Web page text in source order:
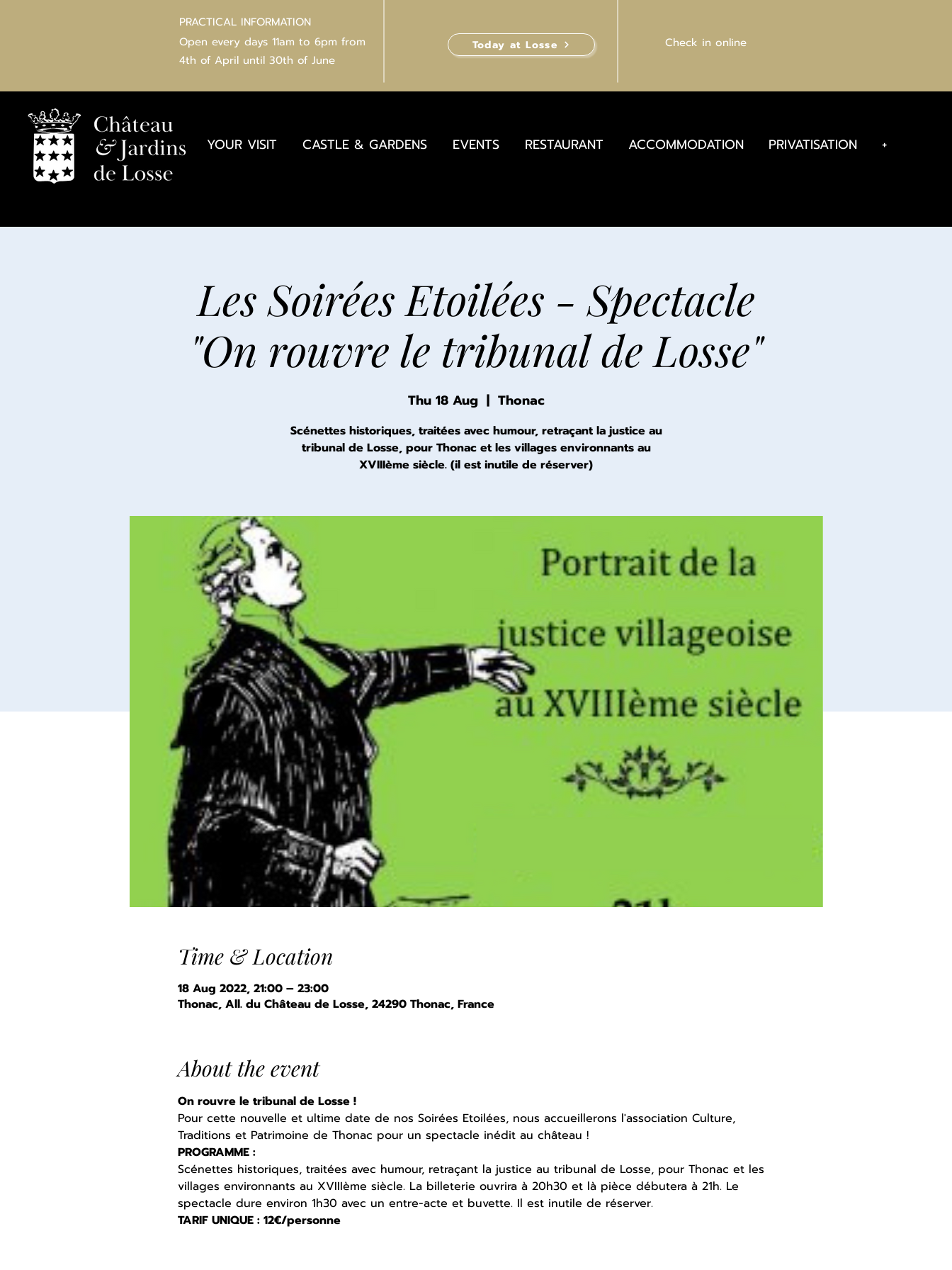
PRACTICAL INFORMATION
Open every days 11am to 6pm from
4th of April until 30th of June
Today at Losse Check in online
YOUR VISIT CASTLE & GARDENS EVENTS RESTAURANT ACCOMMODATION PRIVATISATION +
Les Soirées Etoilées - Spectacle
"On rouvre le tribunal de Losse"
Thu 18 Aug
  |
Thonac
Scénettes historiques, traitées avec humour, retraçant la justice au
tribunal de Losse, pour Thonac et les villages environnants au
XVIIIème siècle. (il est inutile de réserver)
Time & Location
18 Aug 2022, 21:00 – 23:00
Thonac, All. du Château de Losse, 24290 Thonac, France
About the event
On rouvre le tribunal de Losse !
Pour cette nouvelle et ultime date de nos Soirées Etoilées, nous accueillerons l'association Culture,
Traditions et Patrimoine de Thonac pour un spectacle inédit au château !
PROGRAMME :
Scénettes historiques, traitées avec humour, retraçant la justice au tribunal de Losse, pour Thonac et les
villages environnants au XVIIIème siècle. La billeterie ouvrira à 20h30 et là pièce débutera à 21h. Le
spectacle dure environ 1h30 avec un entre-acte et buvette. Il est inutile de réserver.
TARIF UNIQUE : 12€/personne